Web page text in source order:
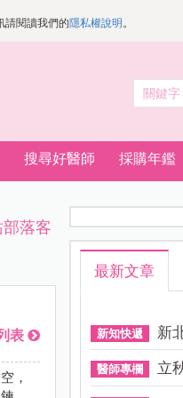
請閱讀我們的隱私權說明 。
搜尋好醫師 採購年鑑
落客
表
，
最新文章
新知快遞 新
醫師專欄 立